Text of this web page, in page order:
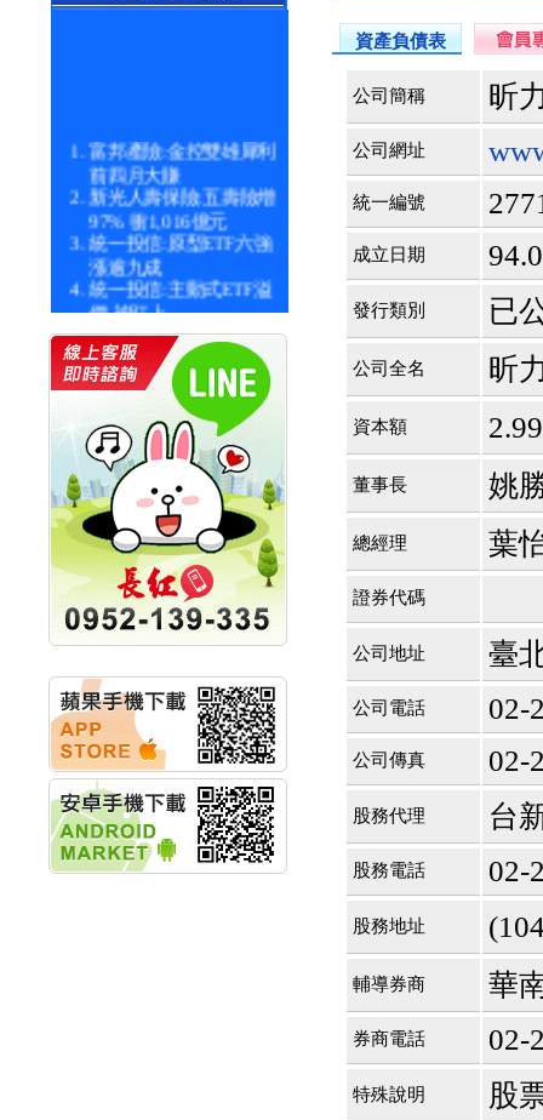
富邦產險:金控雙雄犀利
前四月大賺
新光人壽保險:五壽險增
97% 衝1,016億元
統一投信:原型ETF六強
漲逾九成
統一投信:主動式ETF溢
價 被盯上
價金將達996億
宇辰系統科技:宇辰業績
創新高 啟動興櫃轉上櫃
計畫
明緯企業:明緯永續科技
競賽 以電源驅動善的力
量
秀育企業:秀育SHO-U儲
能系統 獲國內首張CNS
認證
聯博投信:聯博00404A
從容擁抱台股主流
華旭先進:代重要子公司
碩通散熱股份有限公司
及代理發
華旭先進:代重要子公司
碩通散熱股份有限公司
公告董事會決議發行員
工認股權
華旭先進:代重要子公司
碩通散熱股份有限公司
公告董事會追認113年
向關係
資產負債表
公司簡稱 昕
公司網址
統一編號
成立日期
發行類別 已
公司全名 昕
資本額
董事長 姚
總經理 葉
證券代碼
公司地址 臺
公司電話 02-
公司傳真 02-
股務代理 台
股務電話 02-
股務地址
輔導券商 華
券商電話 02-
特殊說明 股